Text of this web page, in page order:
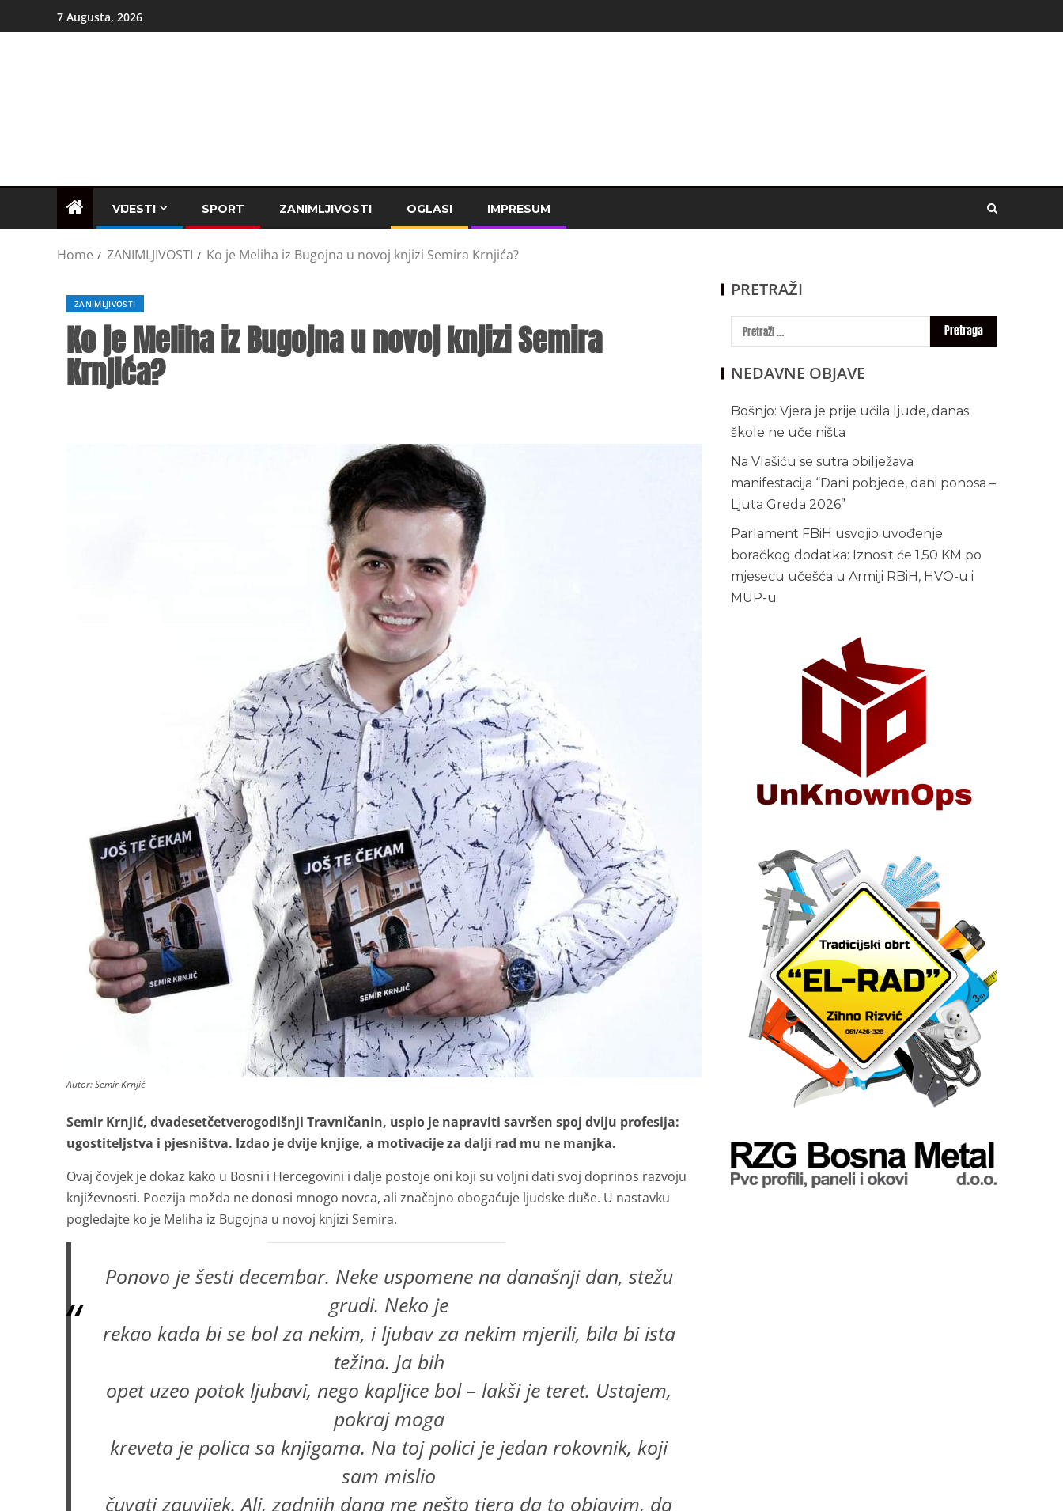
7 Augusta, 2026
VIJESTI SPORT ZANIMLJIVOSTI OGLASI IMPRESUM
Home ZANIMLJIVOSTI Ko je Meliha iz Bugojna u novoj knjizi Semira Krnjića?
ZANIMLJIVOSTI
Ko je Meliha iz Bugojna u novoj knjizi Semira
Krnjića?
Autor: Semir Krnjić
Semir Krnjić, dvadesetčetverogodišnji Travničanin, uspio je napraviti savršen spoj dviju profesija:
ugostiteljstva i pjesništva. Izdao je dvije knjige, a motivacije za dalji rad mu ne manjka.
Ovaj čovjek je dokaz kako u Bosni i Hercegovini i dalje postoje oni koji su voljni dati svoj doprinos razvoju
književnosti. Poezija možda ne donosi mnogo novca, ali značajno obogaćuje ljudske duše. U nastavku
pogledajte ko je Meliha iz Bugojna u novoj knjizi Semira.
Ponovo je šesti decembar. Neke uspomene na današnji dan, stežu
grudi. Neko je
rekao kada bi se bol za nekim, i ljubav za nekim mjerili, bila bi ista
težina. Ja bih
opet uzeo potok ljubavi, nego kapljice bol – lakši je teret. Ustajem,
pokraj moga
kreveta je polica sa knjigama. Na toj polici je jedan rokovnik, koji
sam mislio
čuvati zauvijek. Ali, zadnjih dana me nešto tjera da to objavim, da
PRETRAŽI
NEDAVNE OBJAVE
Bošnjo: Vjera je prije učila ljude, danas
škole ne uče ništa
Na Vlašiću se sutra obilježava
manifestacija “Dani pobjede, dani ponosa –
Ljuta Greda 2026”
Parlament FBiH usvojio uvođenje
boračkog dodatka: Iznosit će 1,50 KM po
mjesecu učešća u Armiji RBiH, HVO-u i
MUP-u